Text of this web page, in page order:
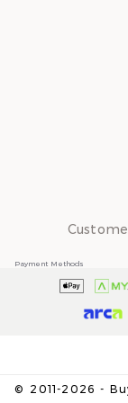
© 2011-2026 -
Payment Methods